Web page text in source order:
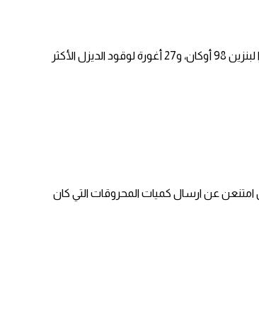
وأفاد أصحاب كازيات في رام الله والبيرة أنهم لم يتلقوا الكميات المطلوبة منذ بداية الشهر الذي شهد ارتفاعاً في الأسعار بـ20 أغورا للبنزين 95 أوكتان، و35 أغورا لبنزين 98 أوكان، و27 أغورة لوقود الديزل الأكثر
امتنعن عن ارسال كميات المحروقات التي كان